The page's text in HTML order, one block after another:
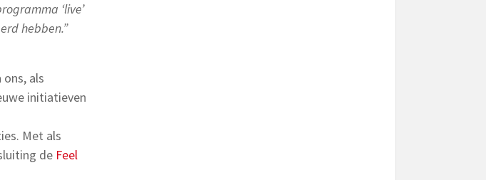
‘live’
hebben.”
als
initiatieven
Met als
de Feel